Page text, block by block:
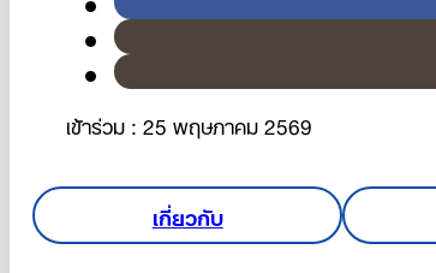
เข้าร่วม : 25 พฤษภาคม 2569
เกี่ยวกับ